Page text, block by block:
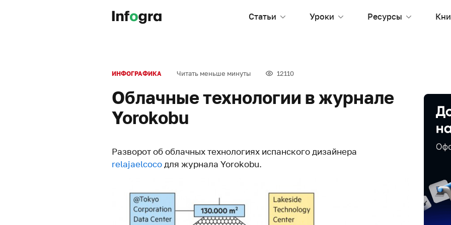
Статьи Уроки Ресурсы
ИНФОГРАФИКА Читать меньше минуты 12110
Облачные технологии в журнале
Yorokobu
Разворот об облачных технологиях испанского дизайнера
relajaelcoco для журнала Yorokobu.